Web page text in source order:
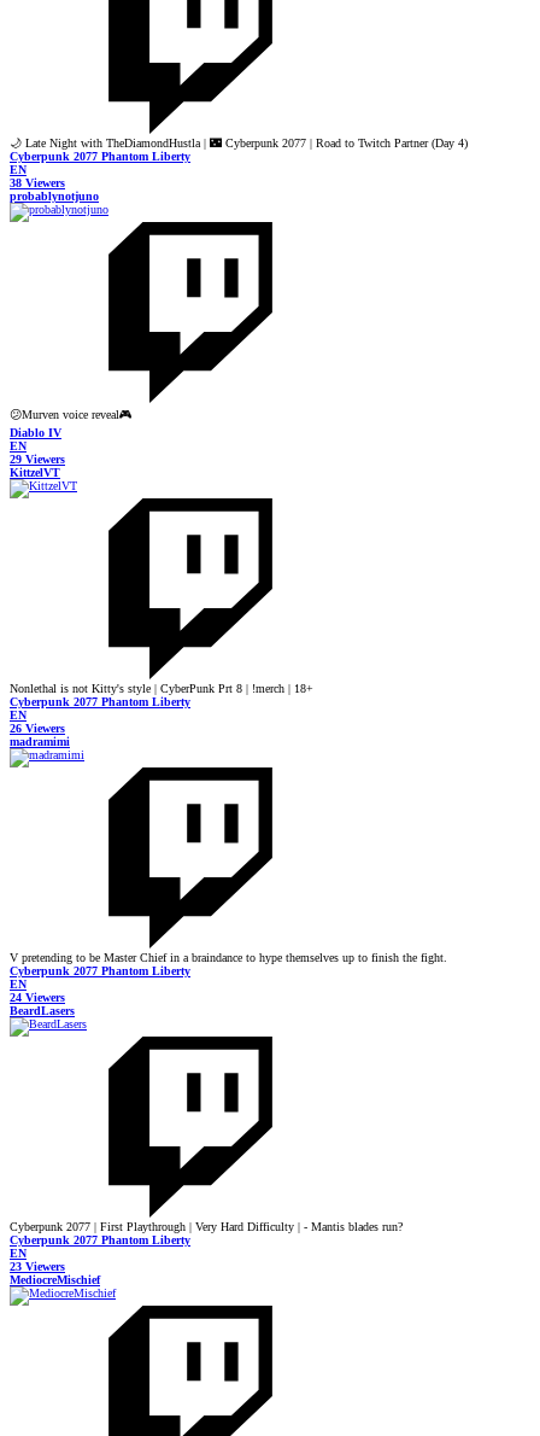
🌙 Late Night with TheDiamondHustla | 🌃 Cyberpunk 2077 | Road to Twitch Partner (Day 4)
Cyberpunk 2077 Phantom Liberty
EN
38 Viewers
probablynotjuno
😕Murven voice reveal🎮
Diablo IV
EN
29 Viewers
KittzelVT
Nonlethal is not Kitty's style | CyberPunk Prt 8 | !merch | 18+
Cyberpunk 2077 Phantom Liberty
EN
26 Viewers
madramimi
V pretending to be Master Chief in a braindance to hype themselves up to finish the fight.
Cyberpunk 2077 Phantom Liberty
EN
24 Viewers
BeardLasers
Cyberpunk 2077 | First Playthrough | Very Hard Difficulty | - Mantis blades run?
Cyberpunk 2077 Phantom Liberty
EN
23 Viewers
MediocreMischief